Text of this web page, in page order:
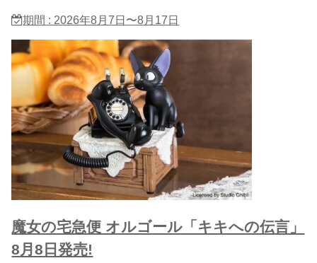
期間 : 2026年8月7日〜8月17日
魔女の宅急便 オルゴール「キキへの伝言」
8月8日発売!